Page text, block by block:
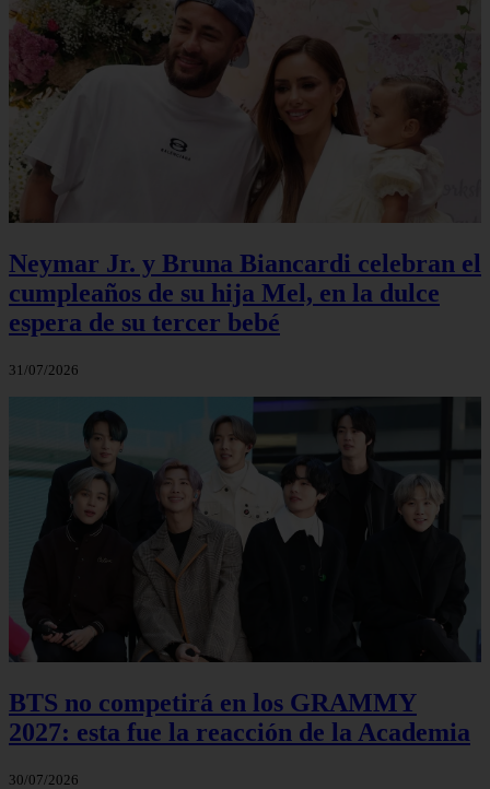
Neymar Jr. y Bruna Biancardi celebran el
cumpleaños de su hija Mel, en la dulce
espera de su tercer bebé
31/07/2026
BTS no competirá en los GRAMMY
2027: esta fue la reacción de la Academia
30/07/2026